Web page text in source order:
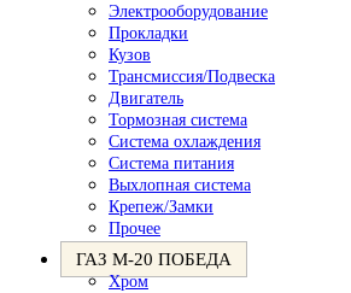
Электрооборудование
Прокладки
Кузов
Трансмиссия/Подвеска
Двигатель
Тормозная система
Система охлаждения
Система питания
Выхлопная система
Крепеж/Замки
Прочее
ГАЗ М-20 ПОБЕДА
Хром